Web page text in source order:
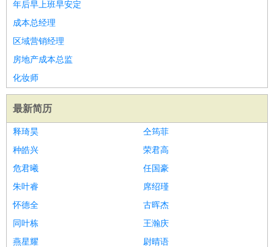
年后早上班早安定
成本总经理
区域营销经理
房地产成本总监
化妆师
最新简历
释琦昊
仝筠菲
种皓兴
荣君高
危君曦
任国豪
朱叶睿
席绍瑾
怀德全
古晖杰
同叶栋
王瀚庆
燕星耀
尉晴语